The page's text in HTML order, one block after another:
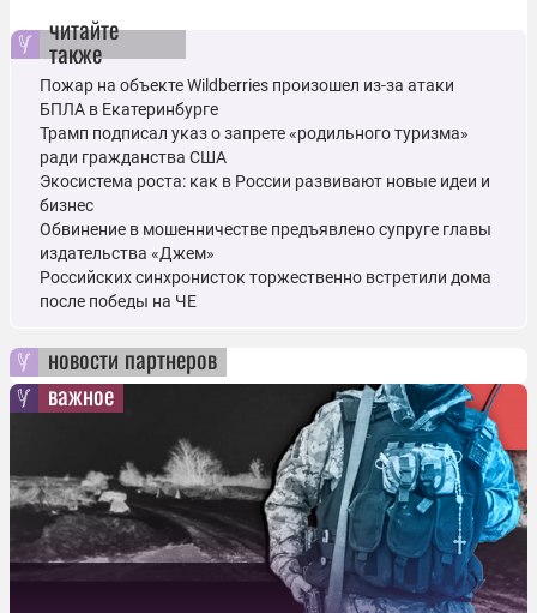
читайте
также
Пожар на объекте Wildberries произошел из-за атаки
БПЛА в Екатеринбурге
Трамп подписал указ о запрете «родильного туризма»
ради гражданства США
Экосистема роста: как в России развивают новые идеи и
бизнес
Обвинение в мошенничестве предъявлено супруге главы
издательства «Джем»
Российских синхронисток торжественно встретили дома
после победы на ЧЕ
новости партнеров
важное